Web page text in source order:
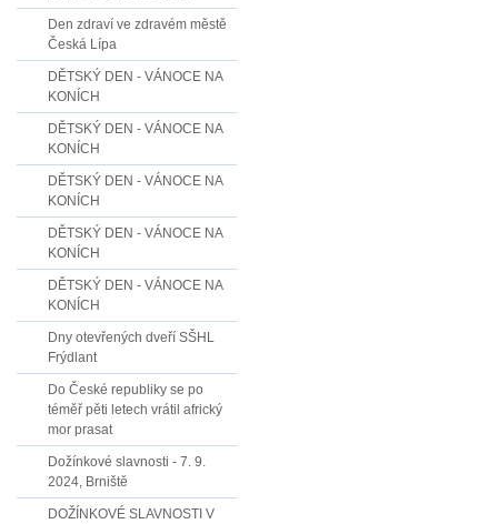
Den zdraví ve zdravém městě
Česká Lípa
DĚTSKÝ DEN - VÁNOCE NA
KONÍCH
DĚTSKÝ DEN - VÁNOCE NA
KONÍCH
DĚTSKÝ DEN - VÁNOCE NA
KONÍCH
DĚTSKÝ DEN - VÁNOCE NA
KONÍCH
DĚTSKÝ DEN - VÁNOCE NA
KONÍCH
Dny otevřených dveří SŠHL
Frýdlant
Do České republiky se po
téměř pěti letech vrátil africký
mor prasat
Dožínkové slavnosti - 7. 9.
2024, Brniště
DOŽÍNKOVÉ SLAVNOSTI V